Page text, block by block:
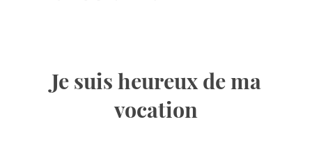
Je suis heureux de ma
vocation